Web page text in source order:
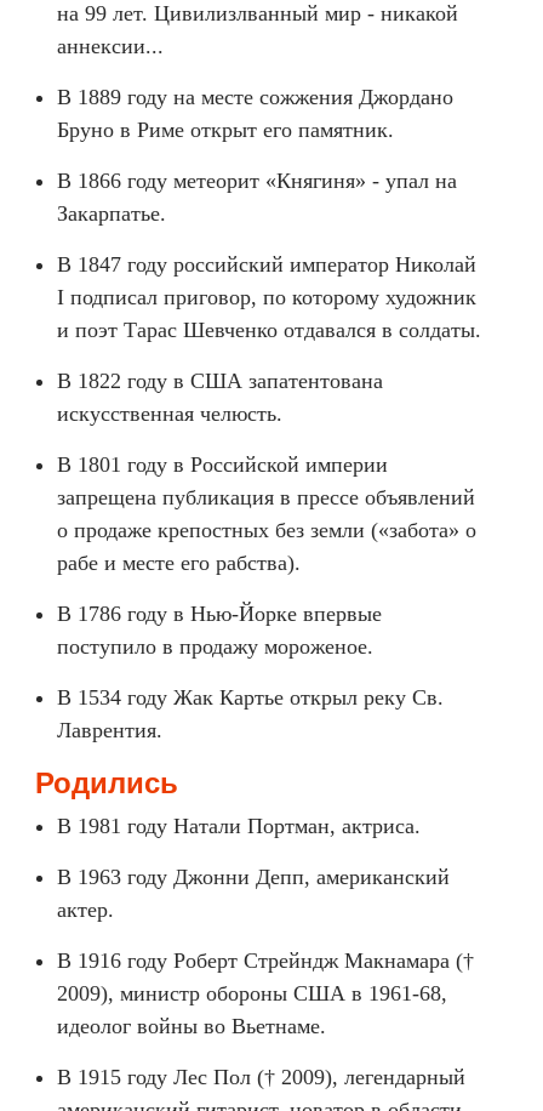
на 99 лет. Цивилизлванный мир - никакой
аннексии...
В 1889 году на месте сожжения Джордано
Бруно в Риме открыт его памятник.
В 1866 году метеорит «Княгиня» - упал на
Закарпатье.
В 1847 году российский император Николай
I подписал приговор, по которому художник
и поэт Тарас Шевченко отдавался в солдаты.
В 1822 году в США запатентована
искусственная челюсть.
В 1801 году в Российской империи
запрещена публикация в прессе объявлений
о продаже крепостных без земли («забота» о
рабе и месте его рабства).
В 1786 году в Нью-Йорке впервые
поступило в продажу мороженое.
В 1534 году Жак Картье открыл реку Св.
Лаврентия.
Родились
В 1981 году Натали Портман, актриса.
В 1963 году Джонни Депп, американский
актер.
В 1916 году Роберт Стрейндж Макнамара (†
2009), министр обороны США в 1961-68,
идеолог войны во Вьетнаме.
В 1915 году Лес Пол († 2009), легендарный